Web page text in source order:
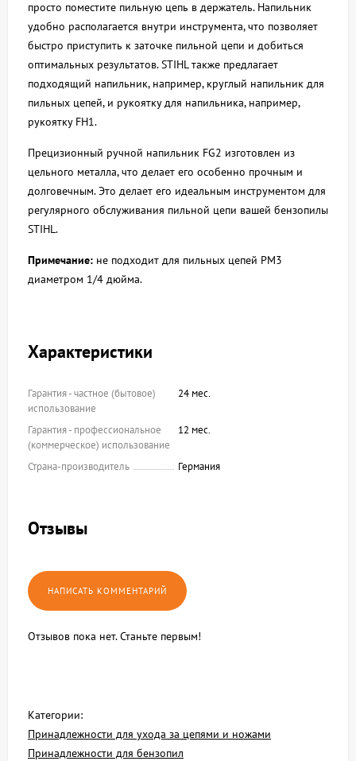
просто поместите пильную цепь в держатель. Напильник
удобно располагается внутри инструмента, что позволяет
быстро приступить к заточке пильной цепи и добиться
оптимальных результатов. STIHL также предлагает
подходящий напильник, например, круглый напильник для
пильных цепей, и рукоятку для напильника, например,
рукоятку FH1.
Прецизионный ручной напильник FG2 изготовлен из
цельного металла, что делает его особенно прочным и
долговечным. Это делает его идеальным инструментом для
регулярного обслуживания пильной цепи вашей бензопилы
STIHL.
Примечание: не подходит для пильных цепей PM3
диаметром 1/4 дюйма.
Характеристики
Гарантия - частное (бытовое)
использование
24 мес.
Гарантия - профессиональное
(коммерческое) использование
12 мес.
Страна-производитель Германия
Отзывы
Отзывов пока нет. Станьте первым!
Категории:
Принадлежности для ухода за цепями и ножами
Принадлежности для бензопил